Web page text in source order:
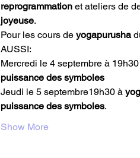
reprogrammation et ateliers de
joyeuse.
Pour les cours de yogapurusha
AUSSI:
Mercredi le 4 septembre à
puissance des symboles
Jeudi le 5 septembre19h30 à
puissance des symboles.
Show More